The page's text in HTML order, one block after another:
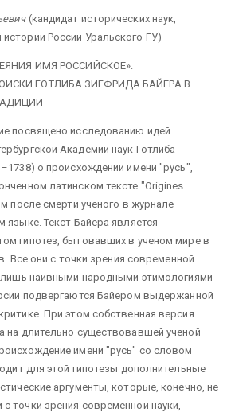
(кандидат исторических наук,
России Уральского ГУ)
ИМЯ РОССИЙСКОЕ»:
ГОТЛИБА ЗИГФРИДА БАЙЕРА В
посвящено исследованию идей
Академии наук Готлиба
о происхождении имени "русь",
латинском тексте "Origines
после смерти ученого в журнале
языке. Текст Байера является
гипотез, бытовавших в ученом мире в
Все они с точки зрения современной
лишь наивными народными этимологиями
подвергаются Байером выдержанной
При этом собственная версия
на длительно существовавшей ученой
имени "русь" со словом
для этой гипотезы дополнительные
аргументы, которые, конечно, не
точки зрения современной науки,